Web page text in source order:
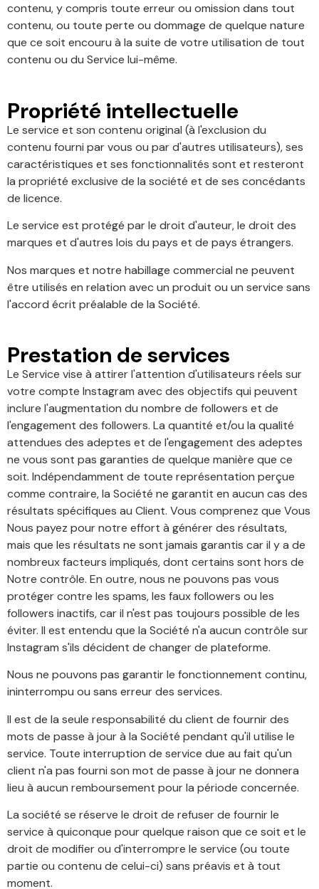
contenu, y compris toute erreur ou omission dans tout
contenu, ou toute perte ou dommage de quelque nature
que ce soit encouru à la suite de votre utilisation de tout
contenu ou du Service lui-même.
Propriété intellectuelle
Le service et son contenu original (à l'exclusion du
contenu fourni par vous ou par d'autres utilisateurs), ses
caractéristiques et ses fonctionnalités sont et resteront
la propriété exclusive de la société et de ses concédants
de licence.
Le service est protégé par le droit d'auteur, le droit des
marques et d'autres lois du pays et de pays étrangers.
Nos marques et notre habillage commercial ne peuvent
être utilisés en relation avec un produit ou un service sans
l'accord écrit préalable de la Société.
Prestation de services
Le Service vise à attirer l'attention d'utilisateurs réels sur
votre compte Instagram avec des objectifs qui peuvent
inclure l'augmentation du nombre de followers et de
l'engagement des followers. La quantité et/ou la qualité
attendues des adeptes et de l'engagement des adeptes
ne vous sont pas garanties de quelque manière que ce
soit. Indépendamment de toute représentation perçue
comme contraire, la Société ne garantit en aucun cas des
résultats spécifiques au Client. Vous comprenez que Vous
Nous payez pour notre effort à générer des résultats,
mais que les résultats ne sont jamais garantis car il y a de
nombreux facteurs impliqués, dont certains sont hors de
Notre contrôle. En outre, nous ne pouvons pas vous
protéger contre les spams, les faux followers ou les
followers inactifs, car il n'est pas toujours possible de les
éviter. Il est entendu que la Société n'a aucun contrôle sur
Instagram s'ils décident de changer de plateforme.
Nous ne pouvons pas garantir le fonctionnement continu,
ininterrompu ou sans erreur des services.
Il est de la seule responsabilité du client de fournir des
mots de passe à jour à la Société pendant qu'il utilise le
service. Toute interruption de service due au fait qu'un
client n'a pas fourni son mot de passe à jour ne donnera
lieu à aucun remboursement pour la période concernée.
La société se réserve le droit de refuser de fournir le
service à quiconque pour quelque raison que ce soit et le
droit de modifier ou d'interrompre le service (ou toute
partie ou contenu de celui-ci) sans préavis et à tout
moment.